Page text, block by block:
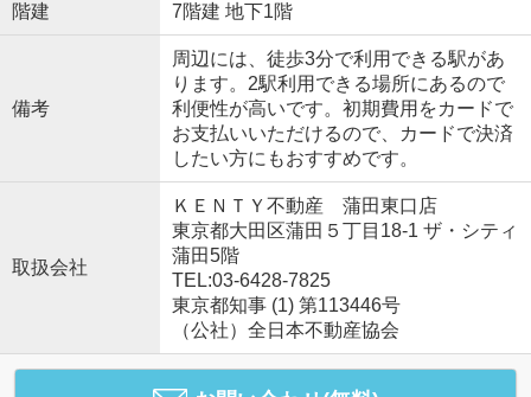
階建 7階建 地下1階
備考
周辺には、徒歩3分で利用できる駅があ
ります。2駅利用できる場所にあるので
利便性が高いです。初期費用をカードで
お支払いいただけるので、カードで決済
したい方にもおすすめです。
取扱会社
ＫＥＮＴＹ不動産 蒲田東口店
東京都大田区蒲田５丁目18-1 ザ・シティ
蒲田5階
TEL:03-6428-7825
東京都知事 (1) 第113446号
（公社）全日本不動産協会